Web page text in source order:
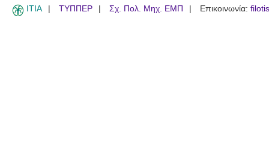
ITIA ΤΥΠΠΕΡ Σχ. Πολ. Μηχ. ΕΜΠ Επικοινωνία: